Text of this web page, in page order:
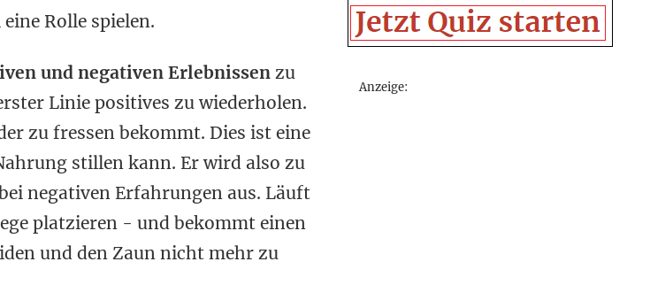
Rolle spielen.
und negativen Erlebnissen zu
Linie positives zu wiederholen.
zu fressen bekommt. Dies ist eine
stillen kann. Er wird also zu
negativen Erfahrungen aus. Läuft
platzieren - und bekommt einen
und den Zaun nicht mehr zu
Anzeige: